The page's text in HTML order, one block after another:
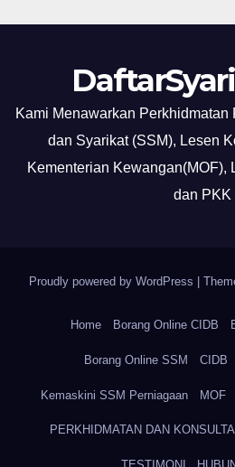
Kami Menawarkan
dan Syarikat (SSM), Lesen
Kementerian Kewangan(MOF),
dan PKK
Proudly powered by WordPress |
Home Borang Online CIDB
Borang Online SSM CIDB
Kemaskini SSM Perniagaan MOF
PERKHIDMATAN DAN